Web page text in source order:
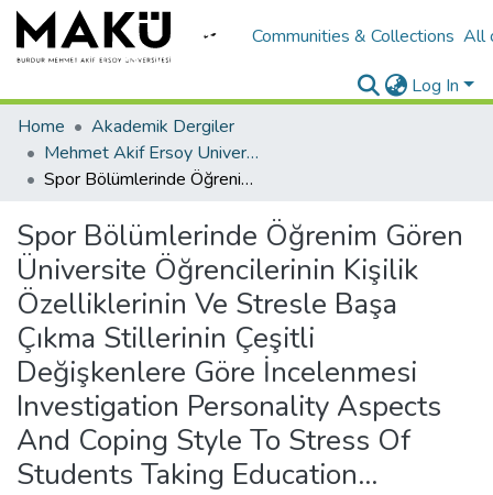
Communities & Collections All
Log In
Home
Akademik Dergiler
Mehmet Akif Ersoy University Journal of Social Sciences Institute
Spor Bölümlerinde Öğrenim Gören Üniversite Öğrencilerinin Kişilik Özelliklerinin Ve Stresle Başa Çıkma Stillerinin Çeşitli Değişkenlere Göre İncelenmesi Investigation Personality Aspects And Coping Style To Stress Of Students Taking Education...
Spor Bölümlerinde Öğrenim Gören
Üniversite Öğrencilerinin Kişilik
Özelliklerinin Ve Stresle Başa
Çıkma Stillerinin Çeşitli
Değişkenlere Göre İncelenmesi
Investigation Personality Aspects
And Coping Style To Stress Of
Students Taking Education...